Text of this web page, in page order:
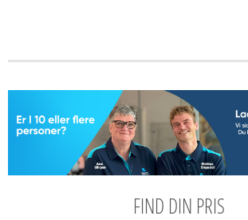
FIND DIN PRIS